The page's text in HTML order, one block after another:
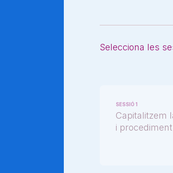
Selecciona les
SESSIÓ 1
Capitalitzem
i